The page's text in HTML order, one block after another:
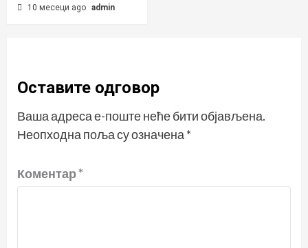
10 месеци ago admin
Оставите одговор
Ваша адреса е-поште неће бити објављена.
Неопходна поља су означена *
Коментар*